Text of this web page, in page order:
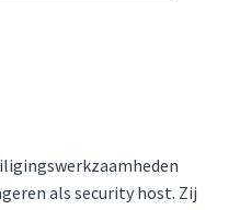
als security host. Zij